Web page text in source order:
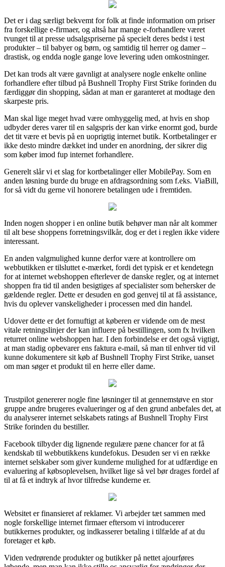
Det er i dag særligt bekvemt for folk at finde information om priser
fra forskellige e-firmaer, og altså har mange e-forhandlere været
tvunget til at presse udsalgspriserne på specielt deres bedst i test
produkter – til babyer og børn, og samtidig til herrer og damer –
drastisk, og endda nogle gange love levering uden omkostninger.
Det kan trods alt være gavnligt at analysere nogle enkelte online
forhandlere efter tilbud på Bushnell Trophy First Strike forinden du
færdiggør din shopping, sådan at man er garanteret at modtage den
skarpeste pris.
Man skal lige meget hvad være omhyggelig med, at hvis en shop
udbyder deres varer til en salgspris der kan virke enormt god, burde
det tit være et bevis på en uoprigtig internet butik. Kortbetalinger er
ikke desto mindre dækket ind under en anordning, der sikrer dig
som køber imod fup internet forhandlere.
Generelt slår vi et slag for kortbetalinger eller MobilePay. Som en
anden løsning burde du bruge en afdragsordning som f.eks. ViaBill,
for så vidt du gerne vil honorere betalingen ude i fremtiden.
Inden nogen shopper i en online butik behøver man når alt kommer
til alt bese shoppens forretningsvilkår, dog er det i reglen ikke videre
interessant.
En anden valgmulighed kunne derfor være at kontrollere om
webbutikken er tilsluttet e-mærket, fordi det typisk er et kendetegn
for at internet webshoppen efterlever de danske regler, og at internet
shoppen fra tid til anden besigtiges af specialister som behersker de
gældende regler. Dette er desuden en god genvej til at få assistance,
hvis du oplever vanskeligheder i processen med din handel.
Udover dette er det fornuftigt at køberen er vidende om de mest
vitale retningslinjer der kan influere på bestillingen, som fx hvilken
returret online webshoppen har. I den forbindelse er det også vigtigt,
at man stadig opbevarer ens faktura e-mail, så man til enhver tid vil
kunne dokumentere sit køb af Bushnell Trophy First Strike, uanset
om man søger et produkt til en herre eller dame.
Trustpilot genererer nogle fine løsninger til at gennemstøve en stor
gruppe andre brugeres evalueringer og af den grund anbefales det, at
du analyserer internet selskabets ratings af Bushnell Trophy First
Strike forinden du bestiller.
Facebook tilbyder dig lignende regulære pæne chancer for at få
kendskab til webbutikkens kundefokus. Desuden ser vi en række
internet selskaber som giver kunderne mulighed for at udfærdige en
evaluering af købsoplevelsen, hvilket lige så vel bør drages fordel af
til at få et indtryk af hvor tilfredse kunderne er.
Websitet er finansieret af reklamer. Vi arbejder tæt sammen med
nogle forskellige internet firmaer eftersom vi introducerer
butikkernes produkter, og indkasserer betaling i tilfælde af at du
foretager et køb.
Viden vedrørende produkter og butikker på nettet ajourføres